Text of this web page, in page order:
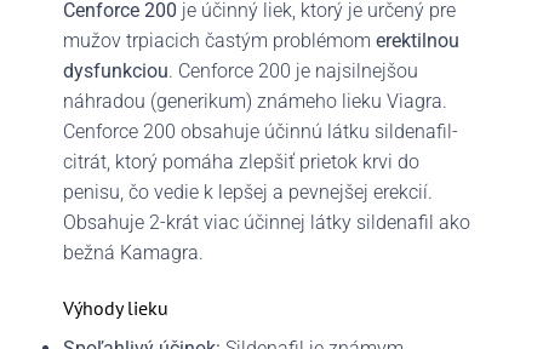
Cenforce 200 je účinný liek, ktorý je určený pre
mužov trpiacich častým problémom erektilnou
dysfunkciou. Cenforce 200 je najsilnejšou
náhradou (generikum) známeho lieku Viagra.
Cenforce 200 obsahuje účinnú látku sildenafil-
citrát, ktorý pomáha zlepšiť prietok krvi do
penisu, čo vedie k lepšej a pevnejšej erekcií.
Obsahuje 2-krát viac účinnej látky sildenafil ako
bežná Kamagra.
Výhody lieku